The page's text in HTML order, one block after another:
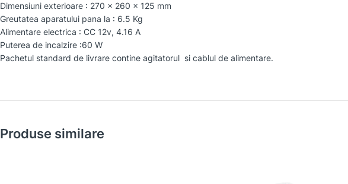
Dimensiuni exterioare : 270 x 260 x 125 mm
Greutatea aparatului pana la : 6.5 Kg
Alimentare electrica : CC 12v, 4.16 A
Puterea de incalzire :60 W
Pachetul standard de livrare contine agitatorul si cablul de alimentare.
Produse similare